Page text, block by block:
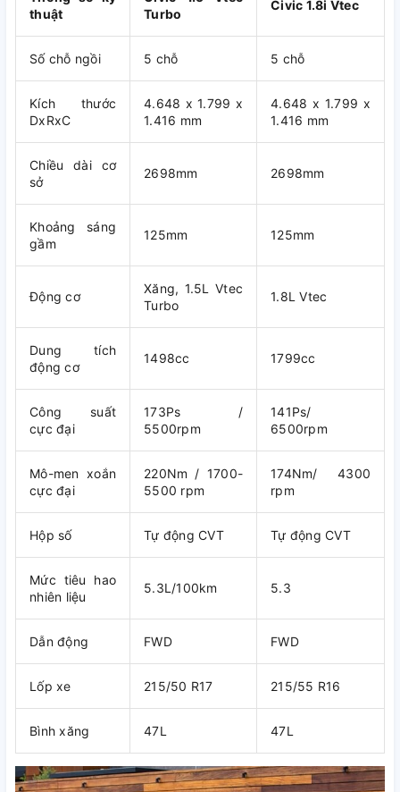
thuật
Turbo
Civic 1.8i Vtec
Số chỗ ngồi 5 chỗ 5 chỗ
Kích thước
DxRxC
4.648 x 1.799 x
1.416 mm
4.648 x 1.799 x
1.416 mm
Chiều dài cơ
sở
2698mm 2698mm
Khoảng sáng
gầm
125mm 125mm
Động cơ
Xăng, 1.5L Vtec
Turbo
1.8L Vtec
Dung tích
động cơ
1498cc 1799cc
Công suất
cực đại
173Ps /
5500rpm
141Ps/
6500rpm
Mô-men xoắn
cực đại
220Nm / 1700-
5500 rpm
174Nm/ 4300
rpm
Hộp số Tự động CVT Tự động CVT
Mức tiêu hao
nhiên liệu
5.3L/100km 5.3
Dẫn động FWD FWD
Lốp xe 215/50 R17 215/55 R16
Bình xăng 47L 47L